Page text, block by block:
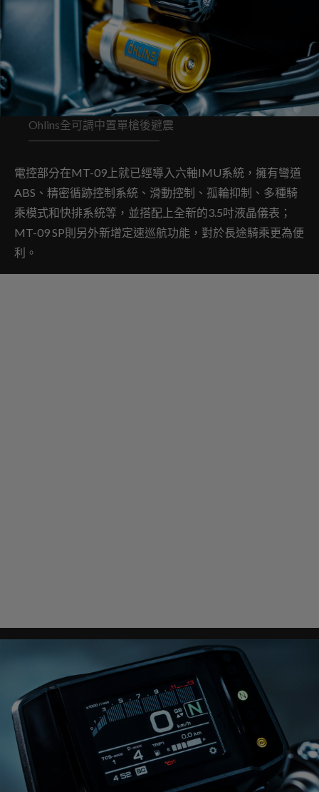
Ohlins全可調中置單槍後避震
電控部分在MT-09上就已經導入六軸IMU系統，擁有彎道
ABS、精密循跡控制系統、滑動控制、孤輪抑制、多種騎
乘模式和快排系統等，並搭配上全新的3.5吋液晶儀表；
MT-09 SP則另外新增定速巡航功能，對於長途騎乘更為便
利。